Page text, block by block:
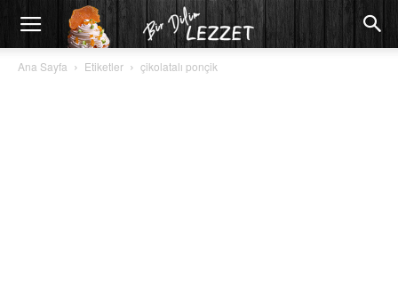
Ana Sayfa Etiketler çikolatalı ponçik